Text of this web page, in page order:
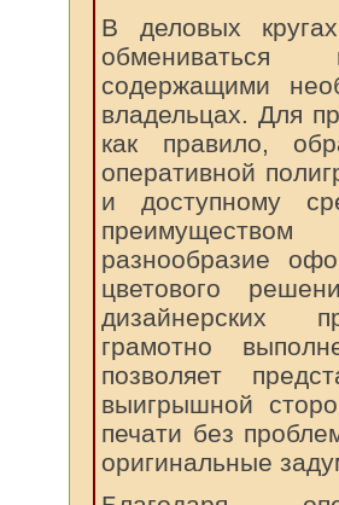
В деловых
обмениваться
содержащими
владельцах. Для
как правило,
оперативной
и доступному
разнообразие
цветового
дизайнерских
грамотно
позволяет
выигрышной
печати без
оригинальные